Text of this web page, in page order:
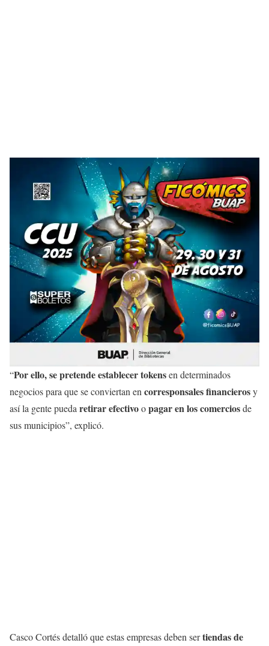
“Por ello, se pretende establecer tokensen determinados
negocios para que se conviertan en corresponsales financierosy
así la gente pueda retirar efectivoopagar en los comerciosde
sus municipios”, explicó.
Casco Cortés detalló que estas empresas deben sertiendas de